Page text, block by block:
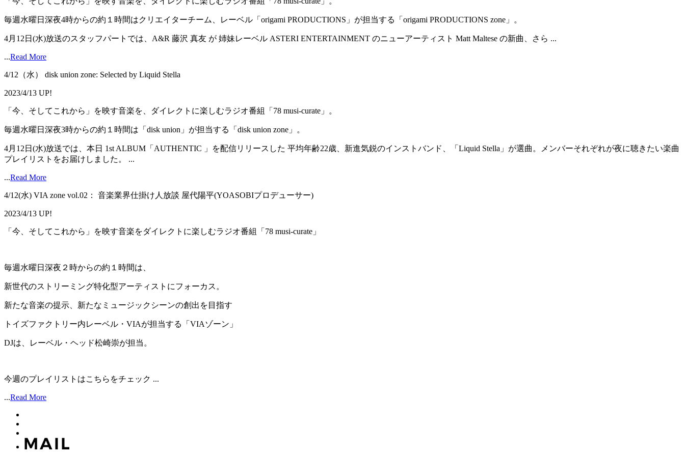
毎週水曜日深夜4時からの約１時間はクリエイターチーム、レーベル「origami PRODUCTIONS」が担当する「origami PRODUCTIONS zone」。
4月12日(水)放送のスタッフパートでは、A&R 藤沢 真友 が 姉妹レーベル ASTERI ENTERTAINMENT のニューアーティスト Matt Maltese の新曲、さら ...
...Read More
4/12（水） disk union zone: Selected by Liquid Stella
2023/4/13 UP!
「今、そしてこれから」を映す音楽を、ダイレクトに楽しむラジオ番組「78 musi-curate」。
毎週水曜日深夜3時からの約１時間は「disk union」が担当する「disk union zone」。
4月12日(水)放送では、本日 1st ALBUM「AUTHENTIC 」を配信リリースした 平均年齢22歳、新進気鋭のインストバンド、「Liquid Stella」が選曲。メンバーそれぞれが夜に聴きたい楽曲
プレイリストをお届けしました。 ...
...Read More
4/12(水) VIA zone vol.02： 音楽業界仕掛け人放談 屋代陽平(YOASOBIプロデューサー)
2023/4/13 UP!
「今、そしてこれから」を映す音楽をダイレクトに楽しむラジオ番組「78 musi-curate」
毎週水曜日深夜２時からの約１時間は、
新世代のストリーミング特化型アーティストにフォーカス。
新たな音楽の提示、新たなミュージックシーンの創出を目指す
トイズファクトリー内レーベル・VIAが担当する「VIAゾーン」
DJは、レーベル・ヘッド松崎崇が担当。
今週のプレイリストはこちらをチェック ...
...Read More